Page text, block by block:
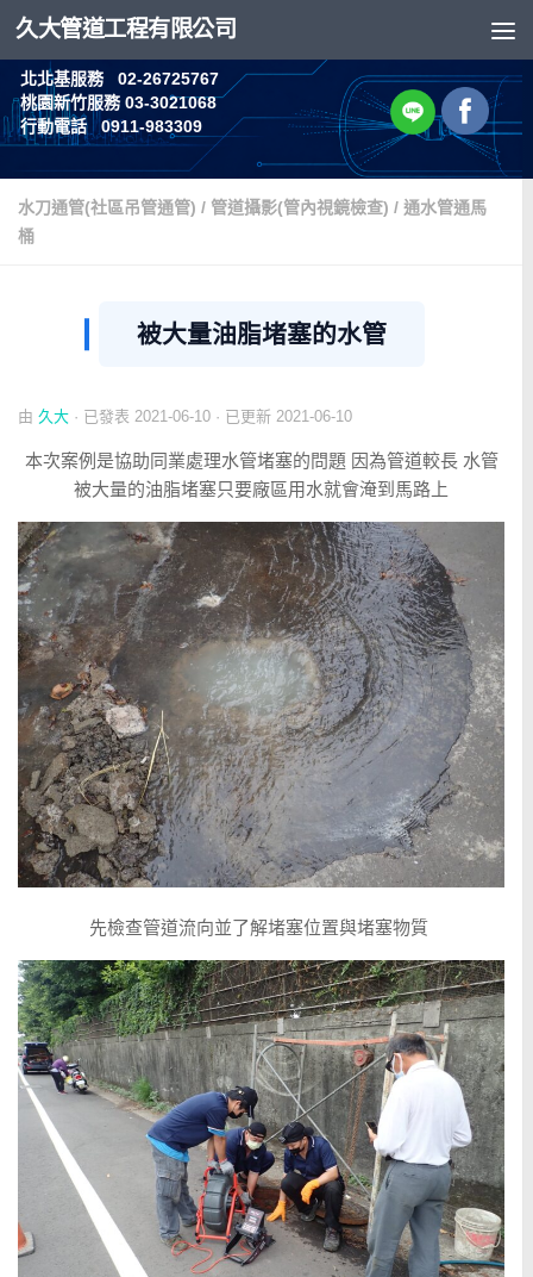
Skip to content
久大管道工程有限公司
北北基服務 02-26725767
桃園新竹服務 03-3021068
行動電話 0911-983309
水刀通管(社區吊管通管) / 管道攝影(管內視鏡檢查) / 通水管通馬
桶
被大量油脂堵塞的水管
由 久大 · 已發表 2021-06-10 · 已更新 2021-06-10
本次案例是協助同業處理水管堵塞的問題 因為管道較長 水管
被大量的油脂堵塞只要廠區用水就會淹到馬路上
先檢查管道流向並了解堵塞位置與堵塞物質